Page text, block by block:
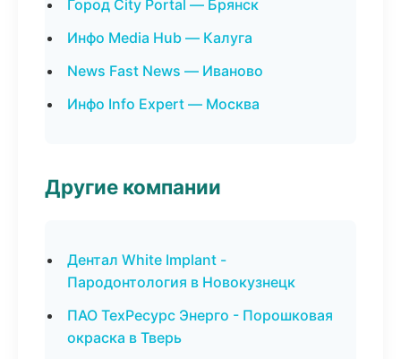
Город City Portal — Брянск
Инфо Media Hub — Калуга
News Fast News — Иваново
Инфо Info Expert — Москва
Другие компании
Дентал White Implant -
Пародонтология в Новокузнецк
ПАО ТехРесурс Энерго - Порошковая
окраска в Тверь